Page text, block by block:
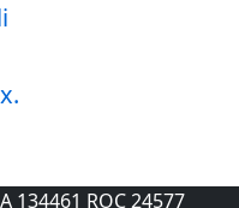
ROC 24577